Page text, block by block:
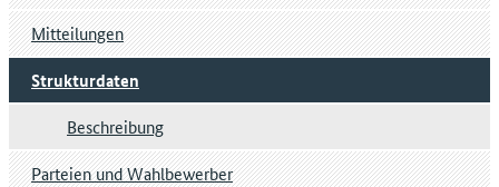
Mitteilungen
Strukturdaten
Beschreibung
Parteien und Wahlbewerber